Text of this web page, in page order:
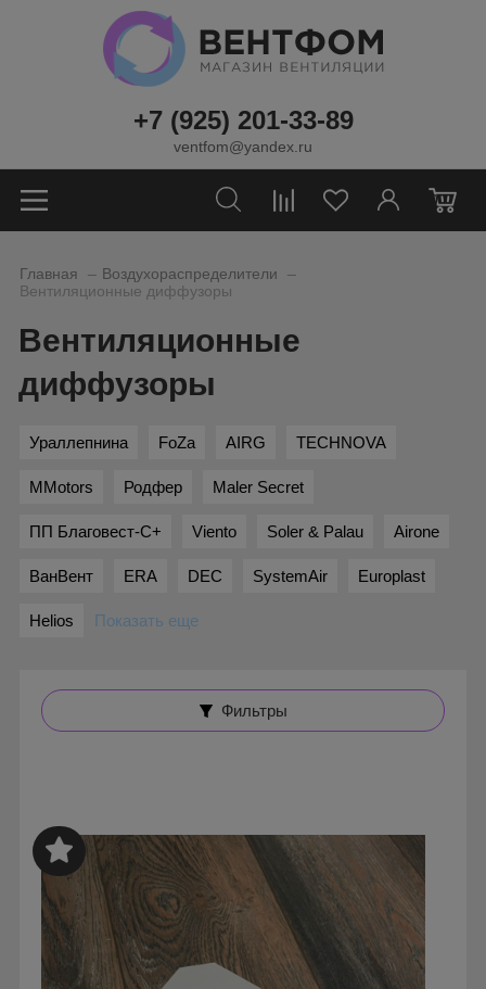
+7 (925) 201-33-89
ventfom@yandex.ru
0
Главная Воздухораспределители
Вентиляционные диффузоры
Вентиляционные
диффузоры
Ураллепнина FoZa AIRG TECHNOVA
MMotors Родфер Maler Secret
ПП Благовест-С+ Viento Soler & Palau Airone
ВанВент ERA DEC SystemAir Europlast
Helios Показать еще
Фильтры